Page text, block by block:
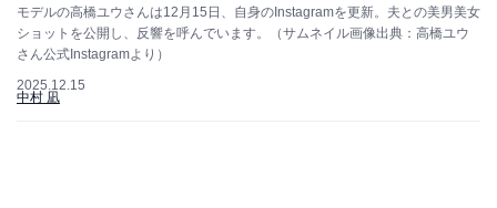
モデルの高橋ユウさんは12月15日、自身のInstagramを更新。夫との美男美女
ショットを公開し、反響を呼んでいます。（サムネイル画像出典：高橋ユウ
さん公式Instagramより）
2025.12.15
中村 凪